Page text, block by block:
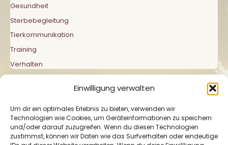
Einwilligung verwalten
Um dir ein optimales Erlebnis zu bieten, verwenden wir
Technologien wie Cookies, um Geräteinformationen zu speichern
und/oder darauf zuzugreifen. Wenn du diesen Technologien
zustimmst, können wir Daten wie das Surfverhalten oder eindeutige
Gesundheit
Sterbebegleitung
Tierkommunikation
Training
Verhalten
Impressum|Datenschutzerklärung|Cookie-